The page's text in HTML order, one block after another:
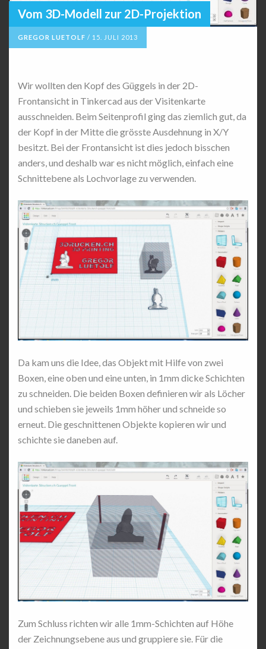
Vom 3D-Modell zur 2D-Projektion
GREGOR LUETOLF / 15. JULI 2013
Wir wollten den Kopf des Güggels in der 2D-
Frontansicht in Tinkercad aus der Visitenkarte
ausschneiden. Beim Seitenprofil ging das ziemlich gut, da
der Kopf in der Mitte die grösste Ausdehnung in X/Y
besitzt. Bei der Frontansicht ist dies jedoch bisschen
anders, und deshalb war es nicht möglich, einfach eine
Schnittebene als Lochvorlage zu verwenden.
Da kam uns die Idee, das Objekt mit Hilfe von zwei
Boxen, eine oben und eine unten, in 1mm dicke Schichten
zu schneiden. Die beiden Boxen definieren wir als Löcher
und schieben sie jeweils 1mm höher und schneide so
erneut. Die geschnittenen Objekte kopieren wir und
schichte sie daneben auf.
Zum Schluss richten wir alle 1mm-Schichten auf Höhe
der Zeichnungsebene aus und gruppiere sie. Für die